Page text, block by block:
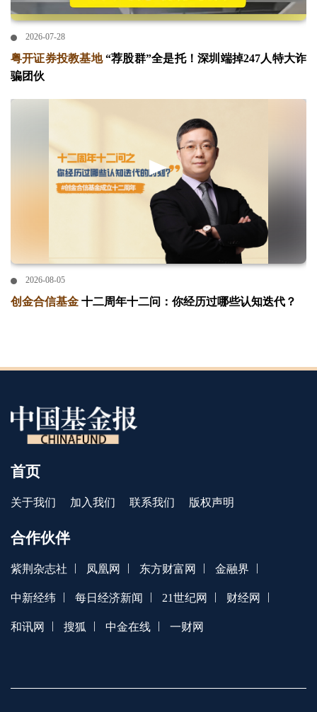
2026-07-28
粤开证券投教基地“荐股群”全是托！深圳端掉247人特大诈
骗团伙
2026-08-05
创金合信基金 十二周年十二问：你经历过哪些认知迭代？
首页
关于我们 加入我们 联系我们 版权声明
合作伙伴
紫荆杂志社 | 凤凰网 | 东方财富网 | 金融界 |
中新经纬 | 每日经济新闻 | 21世纪网 | 财经网 |
和讯网 | 搜狐 | 中金在线 | 一财网